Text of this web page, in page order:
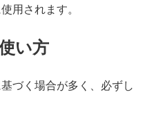
用されます。
い方
づく場合が多く、必ずし